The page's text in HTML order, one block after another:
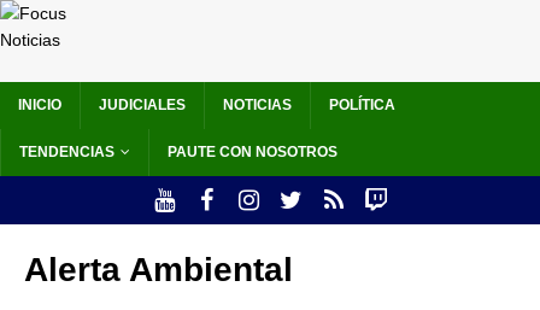
INICIO JUDICIALES NOTICIAS POLÍTICA
TENDENCIAS PAUTE CON NOSOTROS
Alerta Ambiental